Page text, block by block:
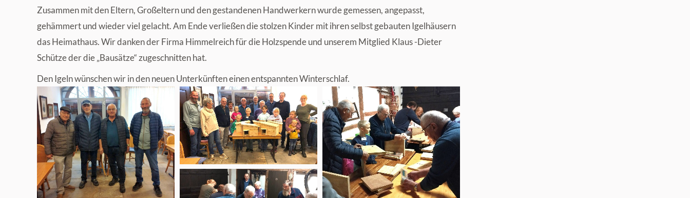
Zusammen mit den Eltern, Großeltern und den gestandenen Handwerkern wurde gemessen, angepasst,
gehämmert und wieder viel gelacht. Am Ende verließen die stolzen Kinder mit ihren selbst gebauten Igelhäusern
das Heimathaus. Wir danken der Firma Himmelreich für die Holzspende und unserem Mitglied Klaus -Dieter
Schütze der die „Bausätze“ zugeschnitten hat.
Den Igeln wünschen wir in den neuen Unterkünften einen entspannten Winterschlaf.